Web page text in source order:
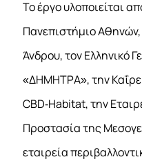
Το έργο υλοποιείται
Πανεπιστήμιο
Άνδρου, τον Ελληνικό
«ΔΗΜΗΤΡΑ», την
CBD‐Habitat, την
Προστασία της
εταιρεία